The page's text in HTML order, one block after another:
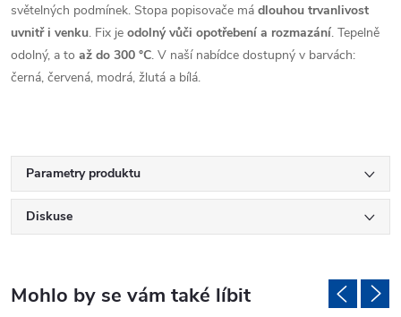
světelných podmínek. Stopa popisovače má dlouhou trvanlivost
uvnitř i venku. Fix je odolný vůči opotřebení a rozmazání. Tepelně
odolný, a to až do 300 °C. V naší nabídce dostupný v barvách:
černá, červená, modrá, žlutá a bílá.
Parametry produktu
Diskuse